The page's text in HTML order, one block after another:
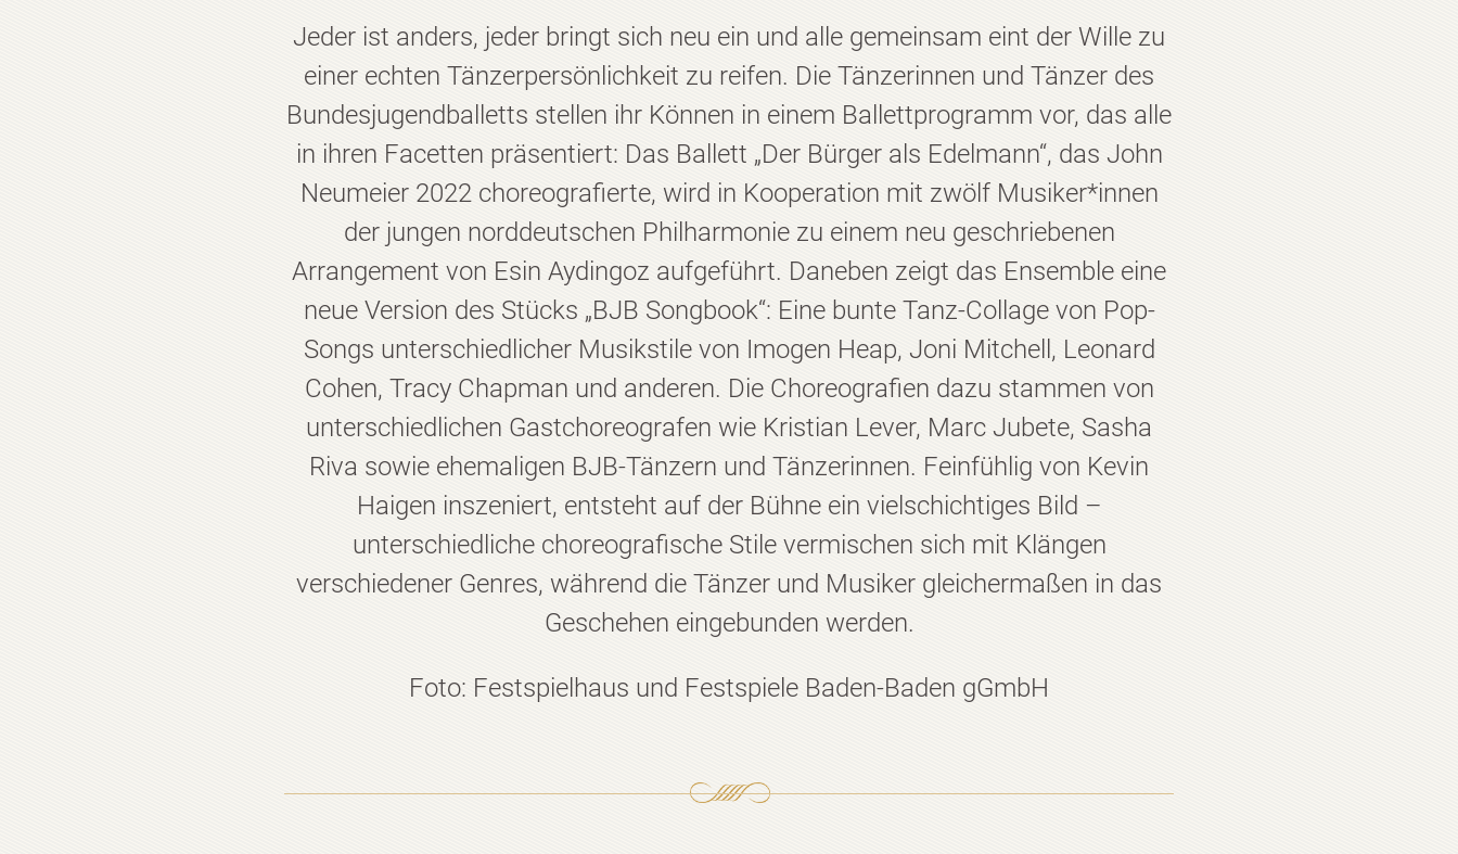
Jeder ist anders, jeder bringt sich neu ein und alle gemeinsam eint der Wille zu
einer echten Tänzerpersönlichkeit zu reifen. Die Tänzerinnen und Tänzer des
Bundesjugendballetts stellen ihr Können in einem Ballettprogramm vor, das alle
in ihren Facetten präsentiert: Das Ballett „Der Bürger als Edelmann“, das John
Neumeier 2022 choreografierte, wird in Kooperation mit zwölf Musiker*innen
der jungen norddeutschen Philharmonie zu einem neu geschriebenen
Arrangement von Esin Aydingoz aufgeführt. Daneben zeigt das Ensemble eine
neue Version des Stücks „BJB Songbook“: Eine bunte Tanz-Collage von Pop-
Songs unterschiedlicher Musikstile von Imogen Heap, Joni Mitchell, Leonard
Cohen, Tracy Chapman und anderen. Die Choreografien dazu stammen von
unterschiedlichen Gastchoreografen wie Kristian Lever, Marc Jubete, Sasha
Riva sowie ehemaligen BJB-Tänzern und Tänzerinnen. Feinfühlig von Kevin
Haigen inszeniert, entsteht auf der Bühne ein vielschichtiges Bild –
unterschiedliche choreografische Stile vermischen sich mit Klängen
verschiedener Genres, während die Tänzer und Musiker gleichermaßen in das
Geschehen eingebunden werden.
Foto: Festspielhaus und Festspiele Baden-Baden gGmbH